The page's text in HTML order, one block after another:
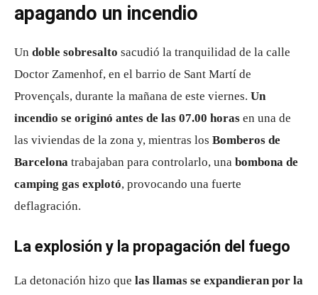
apagando un incendio
Un doble sobresalto sacudió la tranquilidad de la calle
Doctor Zamenhof, en el barrio de Sant Martí de
Provençals, durante la mañana de este viernes. Un
incendio se originó antes de las 07.00 horas en una de
las viviendas de la zona y, mientras los Bomberos de
Barcelona trabajaban para controlarlo, una bombona de
camping gas explotó, provocando una fuerte
deflagración.
La explosión y la propagación del fuego
La detonación hizo que las llamas se expandieran por la